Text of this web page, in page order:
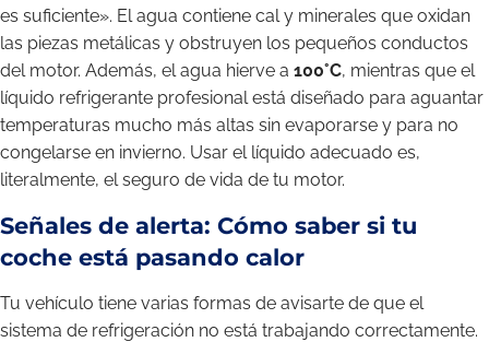
es suficiente». El agua contiene cal y minerales que oxidan
las piezas metálicas y obstruyen los pequeños conductos
del motor. Además, el agua hierve a 100°C, mientras que el
líquido refrigerante profesional está diseñado para aguantar
temperaturas mucho más altas sin evaporarse y para no
congelarse en invierno. Usar el líquido adecuado es,
literalmente, el seguro de vida de tu motor.
Señales de alerta: Cómo saber si tu
coche está pasando calor
Tu vehículo tiene varias formas de avisarte de que el
sistema de refrigeración no está trabajando correctamente.